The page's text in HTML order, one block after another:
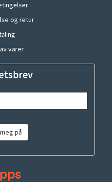
og retur
varer
på